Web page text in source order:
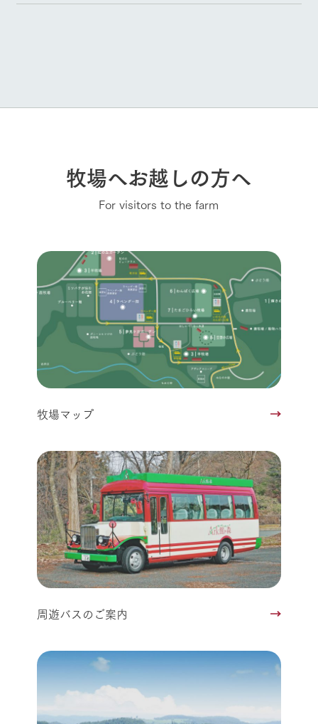
牧場へお越しの方へ
For visitors to the farm
牧場マップ
周遊バスのご案内